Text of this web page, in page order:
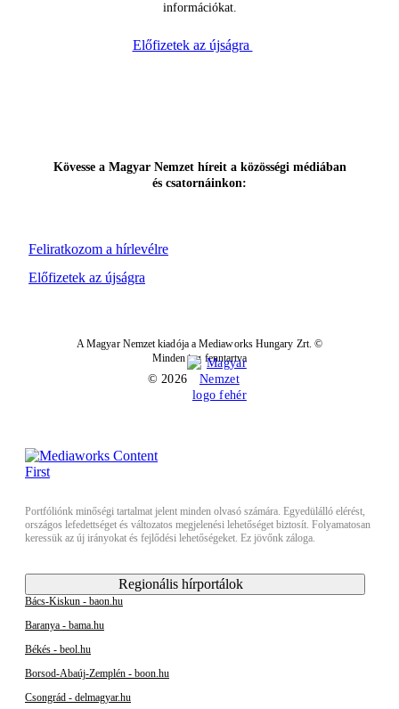
információkat.
Előfizetek az újságra
Feliratkozom a hírlevélre
Kövesse a Magyar Nemzet híreit a közösségi médiában
és csatornáinkon:
Előfizetek az újságra
A Magyar Nemzet kiadója a Mediaworks Hungary Zrt. ©
Minden jog fenntartva
© 2026
Portfóliónk minőségi tartalmat jelent minden olvasó számára. Egyedülálló elérést,
országos lefedettséget és változatos megjelenési lehetőséget biztosít. Folyamatosan
keressük az új irányokat és fejlődési lehetőségeket. Ez jövőnk záloga.
Regionális hírportálok
Bács-Kiskun - baon.hu
Baranya - bama.hu
Békés - beol.hu
Borsod-Abaúj-Zemplén - boon.hu
Csongrád - delmagyar.hu